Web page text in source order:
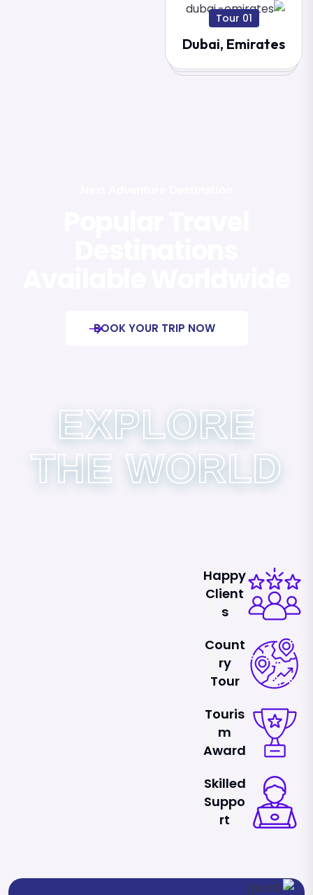
01 Tour
Dubai, Emirates
BOOK YOUR TRIP NOW
EXPLORE
THE WORLD
K
Happy
Client
S
K
Count
Ry
Tour
K
Touris
M
Award
K
Skilled
Suppo
Rt